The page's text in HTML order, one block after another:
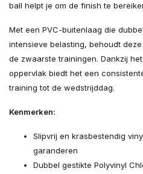
ball helpt je om de finish te
Met een PVC-buitenlaag die
intensieve belasting, behoudt
de zwaarste trainingen. Dankzij
oppervlak biedt het een
training tot de wedstrijddag.
Kenmerken:
Slipvrij en krasbestendig
garanderen
Dubbel gestikte Polyvinyl